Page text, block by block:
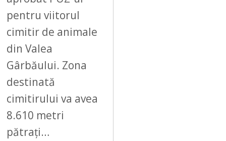
pentru viitorul
cimitir de animale
din Valea
Gârbăului. Zona
destinată
cimitirului va avea
8.610 metri
pătrați…